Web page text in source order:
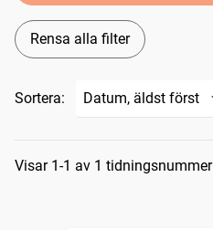
Rensa alla filter
Sortera:
Sökresultat
Visar 1-1 av 1 tidningsnummer